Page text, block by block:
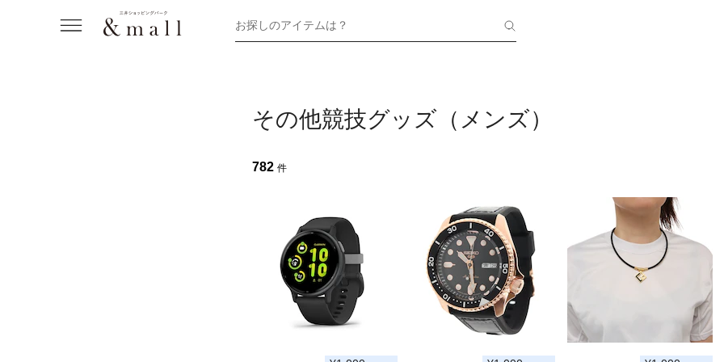
お探しのアイテムは？
その他競技グッズ（メンズ）
782 件